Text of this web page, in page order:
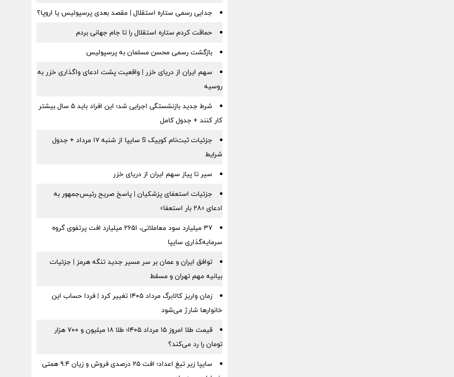
جدایی رسمی ستاره استقلال | مقصد بعدی پرسپولیس یا اروپا؟
حماقت کردم ستاره استقلال را تا جام جهانی بردم
بازگشت رسمی محسن مسلمان به پرسپولیس
سهم ایران از دریای خزر | واقعیت پشت ادعای واگذاری خزر به
روسیه
شرط جدید بازنشستگی اجرایی شد؛ این افراد باید ۵ سال بیشتر
کار کنند + جدول کامل
جزئیات ثبت‌نام کوییک S سایپا از شنبه ۱۷ مرداد + جدول
شرایط
سیر تا پیاز سهم ایران از دریای خزر
جزئیات استعفای پزشکیان | پاسخ صریح رئیس‌جمهور به
ادعای «۲۸ بار استعفا»
۳۷ میلیارد سود معاملاتی، ۲۶۵۱ میلیارد افت پرتفوی گروه
سرمایه‌گذاری سایپا
توافق ایران و عمان بر سر مسیر جدید تنگه هرمز | جزئیات
بیانیه مهم تهران و مسقط
زمان واریز کالابرگ مرداد ۱۴۰۵ تغییر کرد | فردا حساب این
خانوارها شارژ می‌شود
قیمت طلا امروز ۱۵ مرداد ۱۴۰۵؛ طلا ۱۸ میلیون و ۷۰۰ هزار
تومان را رد می‌کند؟
سایپا زیر تیغ اعداد؛ افت ۲۵ درصدی فروش و زیان ۹.۴ همتی